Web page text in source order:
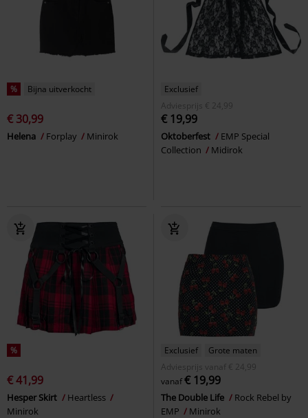
% Bijna uitverkocht
€ 30,99
Helena Forplay Minirok
Exclusief
Adviesprijs
€ 24,99
€ 19,99
Oktoberfest
EMP Special
Collection
Midirok
%
€ 41,99
Hesper Skirt
Heartless
Minirok
Exclusief
Grote maten
Adviesprijs
vanaf € 24,99
vanaf€ 19,99
The Double Life
Rock Rebel by
EMP
Minirok